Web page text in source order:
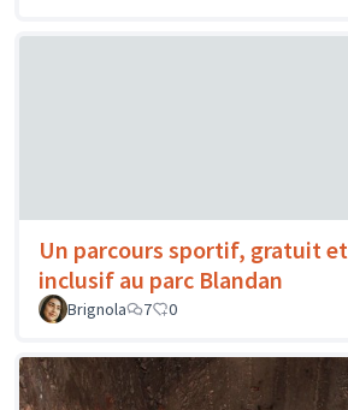
Un parcours sportif, gratuit et
inclusif au parc Blandan
Brignola
7 0